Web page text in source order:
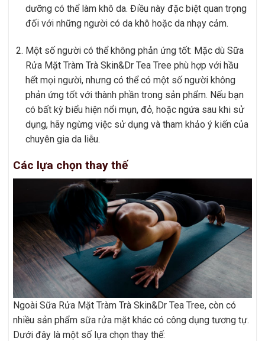
dưỡng có thể làm khô da. Điều này đặc biệt quan trọng
đối với những người có da khô hoặc da nhạy cảm.
Một số người có thể không phản ứng tốt: Mặc dù Sữa
Rửa Mặt Tràm Trà Skin&Dr Tea Tree phù hợp với hầu
hết mọi người, nhưng có thể có một số người không
phản ứng tốt với thành phần trong sản phẩm. Nếu bạn
có bất kỳ biểu hiện nổi mụn, đỏ, hoặc ngứa sau khi sử
dụng, hãy ngừng việc sử dụng và tham khảo ý kiến của
chuyên gia da liễu.
Các lựa chọn thay thế
Ngoài Sữa Rửa Mặt Tràm Trà Skin&Dr Tea Tree, còn có
nhiều sản phẩm sữa rửa mặt khác có công dụng tương tự.
Dưới đây là một số lựa chọn thay thế: